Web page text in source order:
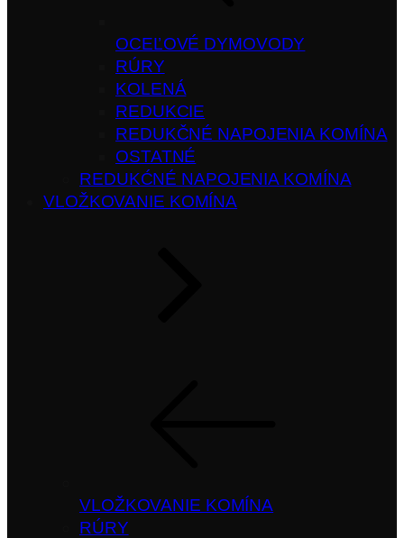
OCEĽOVÉ DYMOVODY
RÚRY
KOLENÁ
REDUKCIE
REDUKČNÉ NAPOJENIA KOMÍNA
OSTATNÉ
REDUKĆNÉ NAPOJENIA KOMÍNA
VLOŽKOVANIE KOMÍNA
VLOŽKOVANIE KOMÍNA
RÚRY